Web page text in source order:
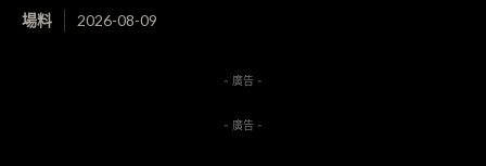
場料 2026-08-09
- 廣告 -
- 廣告 -